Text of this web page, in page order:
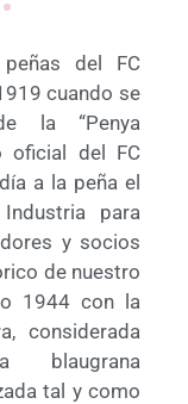
del FC
cuando se
la “Penya
oficial del FC
a la peña el
para
y socios
de nuestro
1944 con la
considerada
tal y como